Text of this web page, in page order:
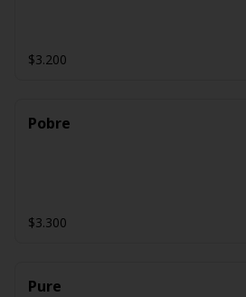
$3.200
Pobre
$3.300
Pure